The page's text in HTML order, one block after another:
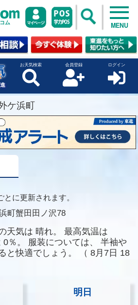
ム MENU
お天気検索 会員登録 ログイン
ケ浜町
に更新されます。
町蟹田田ノ沢78
天気は 晴れ。
最高気温は
0％。 服装については、
半袖や
と快適でしょう。
（ 8月7日 18
明日